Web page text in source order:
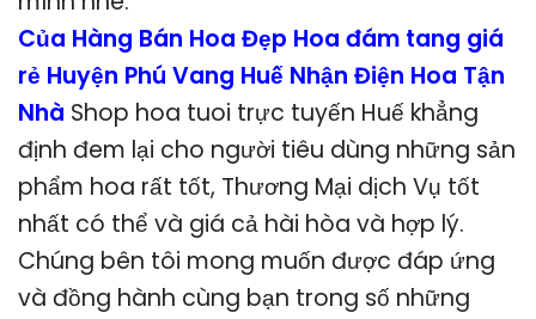
Của Hàng Bán Hoa Đẹp Hoa đám tang giá
rẻ Huyện Phú Vang Huế Nhận Điện Hoa Tận
Nhà Shop hoa tuoi trực tuyến Huế khẳng
định đem lại cho người tiêu dùng những sản
phẩm hoa rất tốt, Thương Mại dịch Vụ tốt
nhất có thể và giá cả hài hòa và hợp lý.
Chúng bên tôi mong muốn được đáp ứng
và đồng hành cùng bạn trong số những